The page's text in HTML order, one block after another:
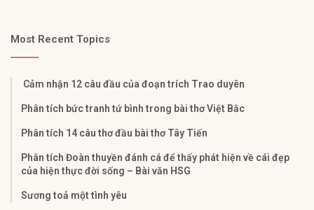
Most Recent Topics
Cảm nhận 12 câu đầu của đoạn trích Trao duyên
Phân tích bức tranh tứ bình trong bài thơ Việt Bắc
Phân tích 14 câu thơ đầu bài thơ Tây Tiến
Phân tích Đoàn thuyền đánh cá để thấy phát hiện về cái đẹp
của hiện thực đời sống – Bài văn HSG
Sương toả một tình yêu